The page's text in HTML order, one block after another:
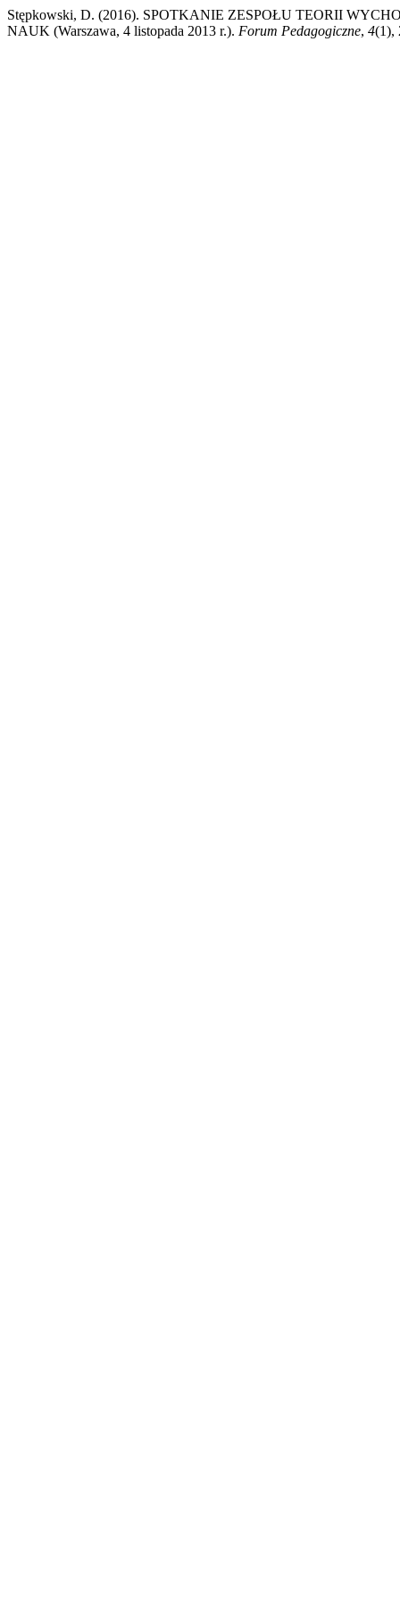
Stępkowski, D. (2016). SPOTKANIE ZESPOŁU TEORII
NAUK (Warszawa, 4 listopada 2013 r.). Forum Pedagogiczne, 4(1),